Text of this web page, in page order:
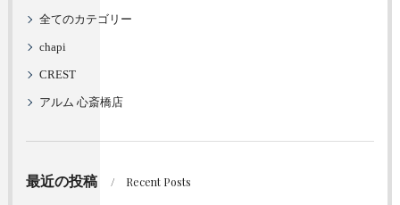
全てのカテゴリー
chapi
CREST
アルム 心斎橋店
最近の投稿 Recent Posts